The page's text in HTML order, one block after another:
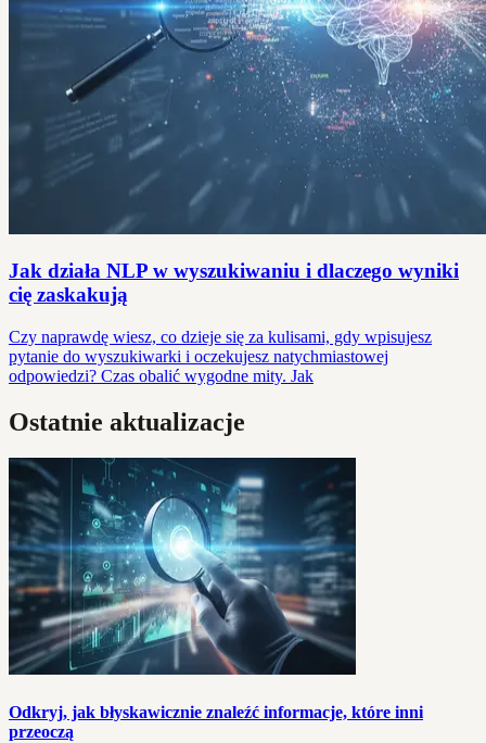
Jak działa NLP w wyszukiwaniu i dlaczego wyniki
cię zaskakują
Czy naprawdę wiesz, co dzieje się za kulisami, gdy wpisujesz
pytanie do wyszukiwarki i oczekujesz natychmiastowej
odpowiedzi? Czas obalić wygodne mity. Jak
Ostatnie aktualizacje
Odkryj, jak błyskawicznie znaleźć informacje, które inni
przeoczą